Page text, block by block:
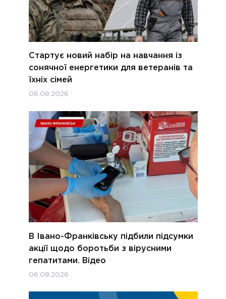
Стартує новий набір на навчання із
сонячної енергетики для ветеранів та
їхніх сімей
06.08.2026
В Івано-Франківську підбили підсумки
акції щодо боротьби з вірусними
гепатитами. Відео
06.08.2026